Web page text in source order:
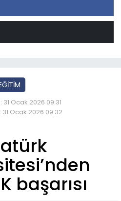
31 Ocak 2026 09:31
Ocak 2026 09:32
başarısı